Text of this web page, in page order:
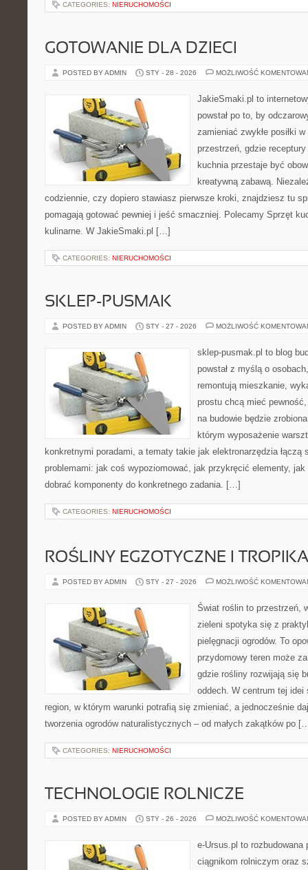
CATEGORIES: NIERUCHOMOŚCI
GOTOWANIE DLA DZIECI
POSTED BY ADMIN STY - 28 - 2026 MOŻLIWOŚĆ
JakieSmaki.pl to
powstał po to, by
zamieniać zwykłe posiłki
przestrzeń, gdzie
kuchnia przestaje być
kreatywną zabawą.
codziennie, czy dopiero stawiasz pierwsze kroki, znajdziesz tu
pomagają gotować pewniej i jeść smaczniej. Polecamy Sprzęt
kulinarne. W JakieSmaki.pl […]
CATEGORIES: NIERUCHOMOŚCI
SKLEP-PUSMAK
POSTED BY ADMIN STY - 27 - 2026 MOŻLIWOŚĆ
sklep-pusmak.pl to blog
powstał z myślą o
remontują mieszkanie,
prostu chcą mieć
na budowie będzie
którym wyposażenie
konkretnymi poradami, a tematy takie jak elektronarzędzia łączą
problemami: jak coś wypoziomować, jak przykręcić elementy,
dobrać komponenty do konkretnego zadania. […]
CATEGORIES: NIERUCHOMOŚCI
ROŚLINY EGZOTYCZNE I
POSTED BY ADMIN STY - 27 - 2026 MOŻLIWOŚĆ
Świat roślin to przestrzeń,
zieleni spotyka się z
pielęgnacji ogrodów. To
przydomowy teren może
gdzie rośliny rozwijają się
oddech. W centrum tej
region, w którym warunki potrafią się zmieniać, a jednocześnie
tworzenia ogrodów naturalistycznych – od małych zakątków po
CATEGORIES: NIERUCHOMOŚCI
TECHNOLOGIE ROLNICZE
POSTED BY ADMIN STY - 26 - 2026 MOŻLIWOŚĆ
e-Ursus.pl to rozbudowana
ciągnikom rolniczym oraz